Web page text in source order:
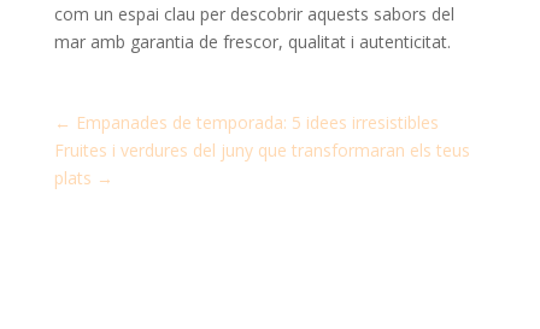
com un espai clau per descobrir aquests sabors del
mar amb garantia de frescor, qualitat i autenticitat.
← Empanades de temporada: 5 idees irresistibles
Fruites i verdures del juny que transformaran els teus
plats →